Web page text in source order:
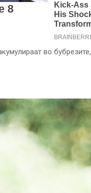
во бубрезите,